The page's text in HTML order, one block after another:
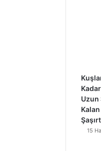
Uzun
15